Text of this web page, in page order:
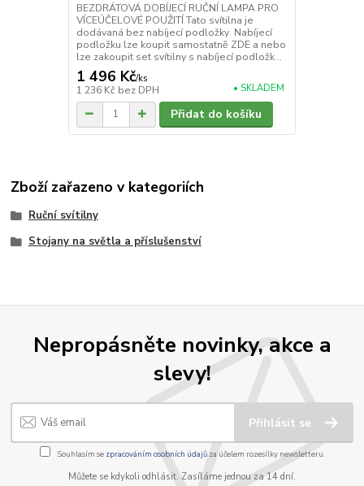
BEZDRÁTOVÁ DOBÍJECÍ RUČNÍ LAMPA PRO
VÍCEÚČELOVÉ POUŽITÍ Tato svítilna je
dodávaná bez nabíjecí podložky Nabíjecí
podložku lze koupit samostatně ZDE a nebo
lze zakoupit set svítilny s nabíjecí podložk...
1 496 Kč/ks
1 236 Kč bez DPH • SKLADEM
Přidat do košíku
Zboží zařazeno v kategoriích
Ruční svítilny
Stojany na světla a příslušenství
Nepropásněte novinky, akce a
slevy!
Přihlásit se
Souhlasím se zpracováním osobních údajůza účelem rozesílky newsletteru.
Můžete se kdykoli odhlásit. Zasíláme jednou za 14 dní.